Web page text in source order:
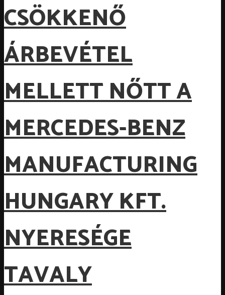
CSÖKKENŐ
ÁRBEVÉTEL
MELLETT NŐTT A
MERCEDES-BENZ
MANUFACTURING
HUNGARY KFT.
NYERESÉGE
TAVALY